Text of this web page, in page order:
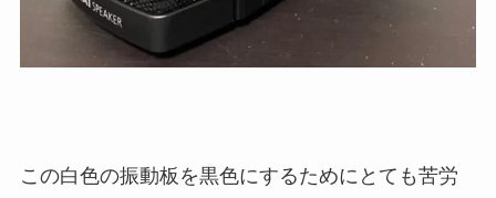
この白色の振動板を黒色にするためにとても苦労